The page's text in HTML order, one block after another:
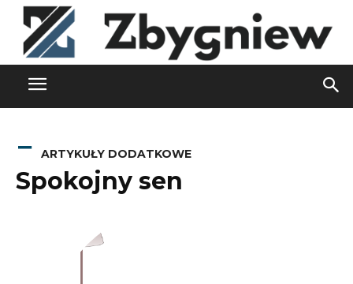
ARTYKUŁY DODATKOWE
Spokojny sen